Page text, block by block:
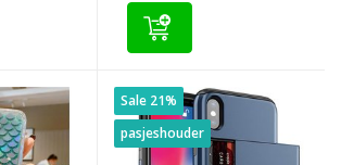
Sale 21%
pasjeshouder